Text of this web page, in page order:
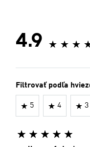
4.9
Filtrovať podľa
5 4 3